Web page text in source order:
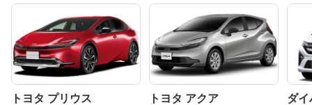
トヨタ プリウス トヨタ アクア ダイ